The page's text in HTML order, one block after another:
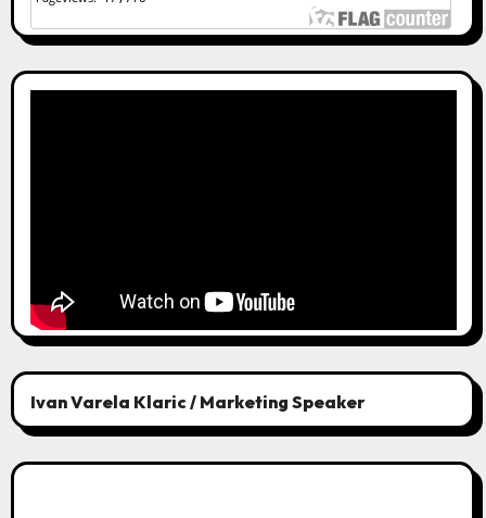
Ivan Varela Klaric / Marketing Speaker